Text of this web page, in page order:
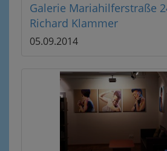
Galerie Mariahilferstraße
Richard Klammer
05.09.2014